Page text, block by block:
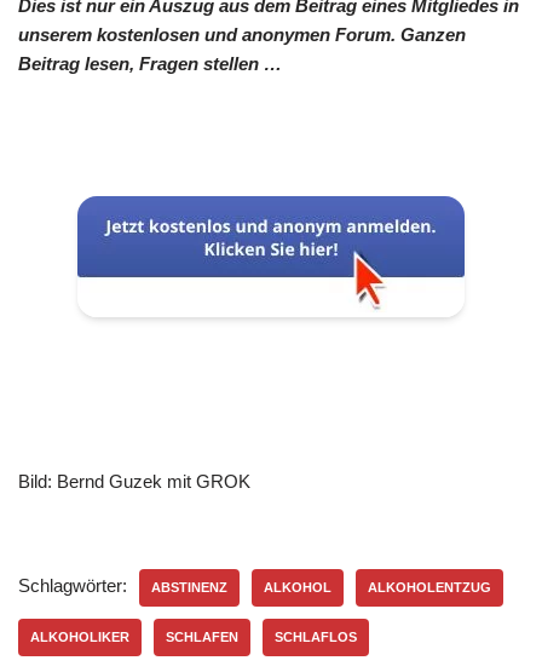
Dies ist nur ein Auszug aus dem Beitrag eines Mitgliedes in
unserem kostenlosen und anonymen Forum. Ganzen
Beitrag lesen, Fragen stellen …
Bild: Bernd Guzek mit GROK
Schlagwörter: ABSTINENZ ALKOHOL ALKOHOLENTZUG
ALKOHOLIKER SCHLAFEN SCHLAFLOS